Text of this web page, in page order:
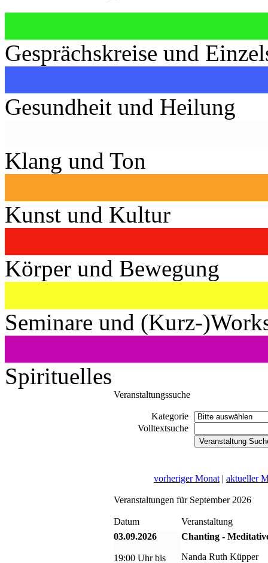
Gesprächskreise und
Gesundheit und Heilung
Klang und Ton
Kunst und Kultur
Körper und Bewegung
Seminare und (Kurz-
Spirituelles
Veranstaltungssuche
Kategorie
Volltextsuche
vorheriger Monat | aktueller
Veranstaltungen für September 2026
Datum
Veranstaltung
03.09.2026
19:00 Uhr bis
Chanting -
Nanda Ruth Küpper